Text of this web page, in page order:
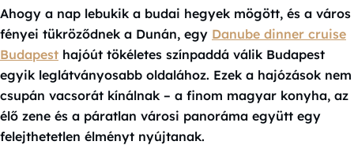
Ahogy a nap lebukik a budai hegyek mögött, és a város
fényei tükröződnek a Dunán, egy Danube dinner cruise
Budapest hajóút tökéletes színpaddá válik Budapest
egyik leglátványosabb oldalához. Ezek a hajózások nem
csupán vacsorát kínálnak – a finom magyar konyha, az
élő zene és a páratlan városi panoráma együtt egy
felejthetetlen élményt nyújtanak.